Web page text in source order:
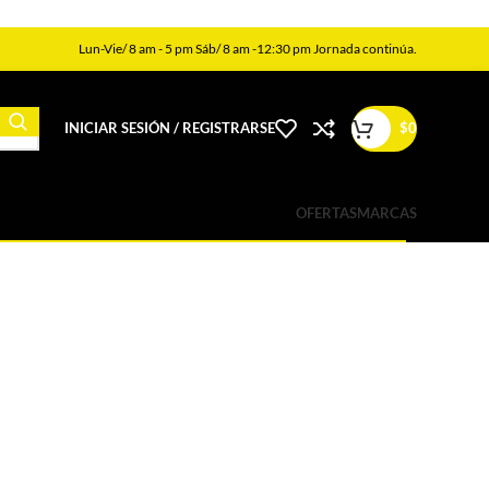
Lun-Vie/ 8 am - 5 pm Sáb/ 8 am -12:30 pm Jornada continúa.
INICIAR SESIÓN / REGISTRARSE $0
OFERTASMARCAS